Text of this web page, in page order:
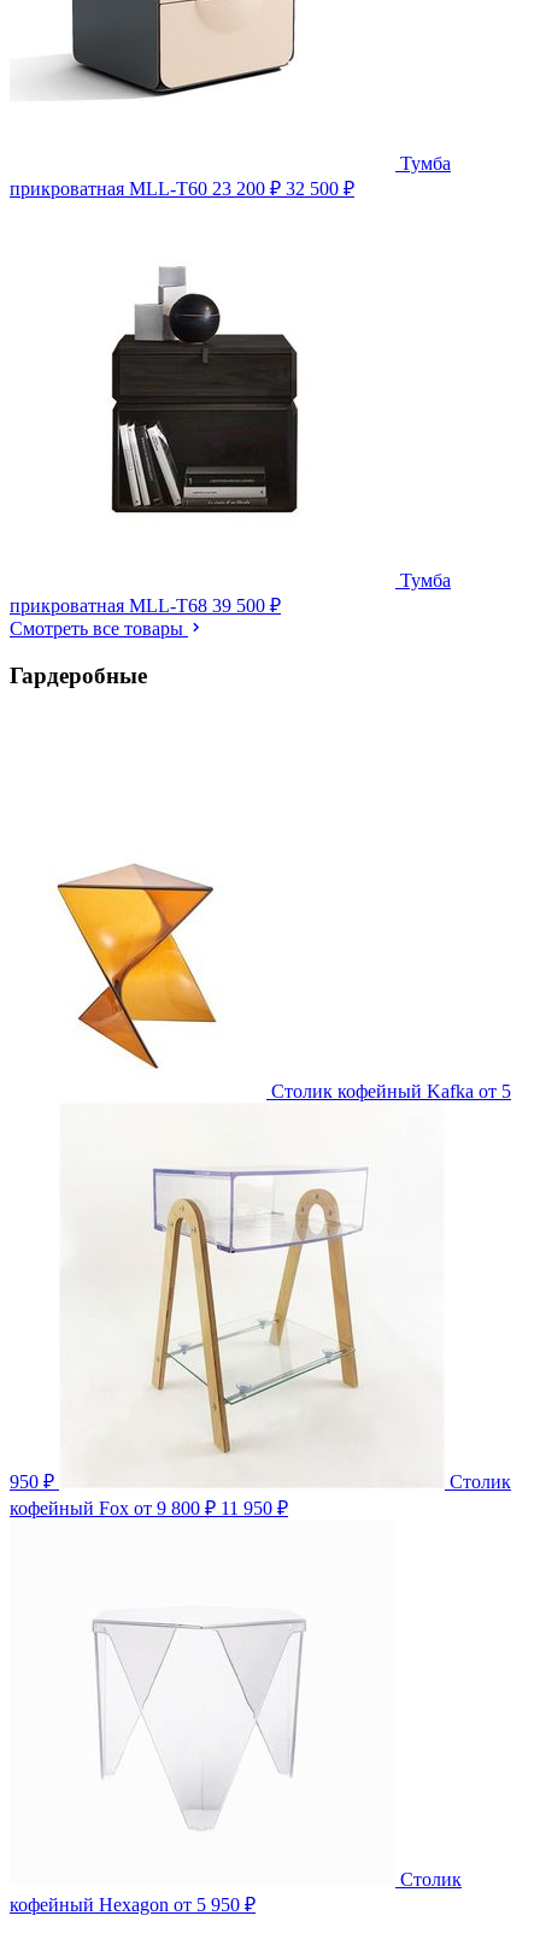
Тумба
прикроватная MLL-T60 23 200 ₽ 32 500 ₽
Тумба
прикроватная MLL-T68 39 500 ₽
Смотреть все товары
Гардеробные
Столик кофейный Kafka от 5
950 ₽
Столик
кофейный Fox от 9 800 ₽ 11 950 ₽
Столик
кофейный Hexagon от 5 950 ₽